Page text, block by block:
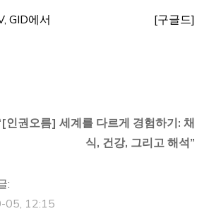
GID에서
[구글드]
[인권오름] 세계를 다르게 경험하기: 채
식, 건강, 그리고 해석”
:
05, 12:15